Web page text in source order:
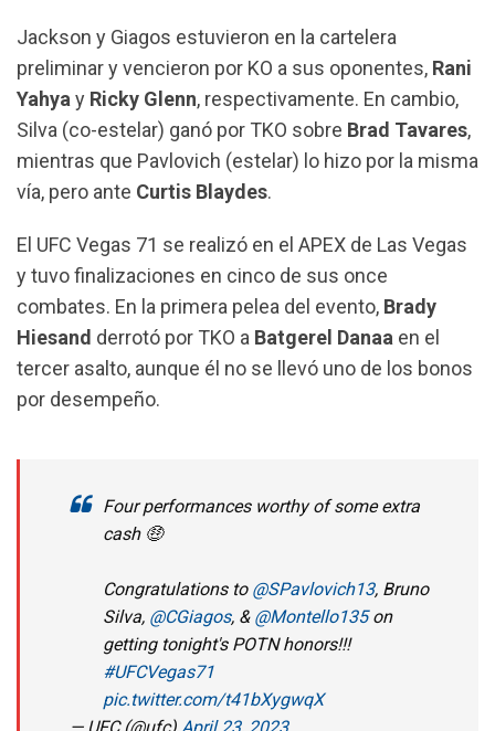
Jackson y Giagos estuvieron en la cartelera
preliminar y vencieron por KO a sus oponentes, Rani
Yahyay Ricky Glenn, respectivamente. En cambio,
Silva (co-estelar) ganó por TKO sobre Brad Tavares,
mientras que Pavlovich (estelar) lo hizo por la misma
vía, pero ante Curtis Blaydes.
El UFC Vegas 71 se realizó en el APEX de Las Vegas
y tuvo finalizaciones en cinco de sus once
combates. En la primera pelea del evento, Brady
Hiesand derrotó por TKO a Batgerel Danaa en el
tercer asalto, aunque él no se llevó uno de los bonos
por desempeño.
Four performances worthy of some extra
cash 🤑
Congratulations to @SPavlovich13, Bruno
Silva, @CGiagos, & @Montello135on
getting tonight's POTN honors!!!
#UFCVegas71
pic.twitter.com/t41bXygwqX